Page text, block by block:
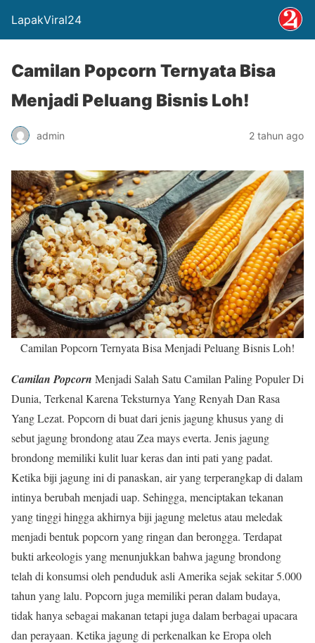
LapakViral24
Camilan Popcorn Ternyata Bisa
Menjadi Peluang Bisnis Loh!
admin 2 tahun ago
Camilan Popcorn Ternyata Bisa Menjadi Peluang Bisnis Loh!
Camilan Popcorn Menjadi Salah Satu Camilan Paling Populer Di
Dunia, Terkenal Karena Teksturnya Yang Renyah Dan Rasa
Yang Lezat. Popcorn di buat dari jenis jagung khusus yang di
sebut jagung brondong atau Zea mays everta. Jenis jagung
brondong memiliki kulit luar keras dan inti pati yang padat.
Ketika biji jagung ini di panaskan, air yang terperangkap di dalam
intinya berubah menjadi uap. Sehingga, menciptakan tekanan
yang tinggi hingga akhirnya biji jagung meletus atau meledak
menjadi bentuk popcorn yang ringan dan berongga. Terdapat
bukti arkeologis yang menunjukkan bahwa jagung brondong
telah di konsumsi oleh penduduk asli Amerika sejak sekitar 5.000
tahun yang lalu. Popcorn juga memiliki peran dalam budaya,
tidak hanya sebagai makanan tetapi juga dalam berbagai upacara
dan perayaan. Ketika jagung di perkenalkan ke Eropa oleh